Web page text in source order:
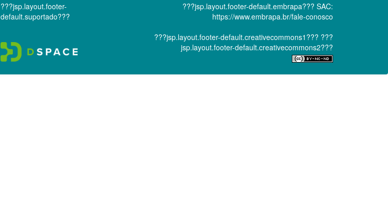
???jsp.layout.footer-
default.suportado???
???jsp.layout.footer-default.embrapa??? SAC:
https://www.embrapa.br/fale-conosco
???jsp.layout.footer-default.creativecommons1??? ???
jsp.layout.footer-default.creativecommons2???